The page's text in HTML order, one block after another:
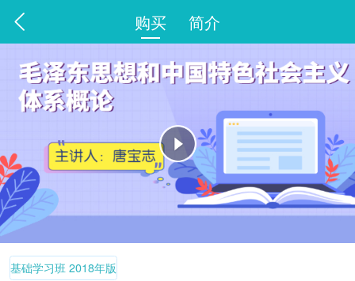
购买 简介
基础学习班 2018年版